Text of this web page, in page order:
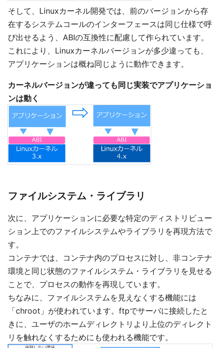
そして、Linuxカーネル開発では、前のバージョンから存
在するシステムコールのインターフェースは同じ仕様で呼
び出せるよう、ABIの互換性に配慮して作られています。
これにより、Linuxカーネルバージョンが多少違っても、
アプリケーションは概ね同じように動作できます。
カーネルバージョンが違っても同じ実装でアプリケーショ
ンは動く
ファイルシステム・ライブラリ
次に、アプリケーションに必要な特定のディストリビュー
ション上でのファイルシステムやライブラリを再現方法で
す。
コンテナでは、コンテナ内のプロセスに対し、非コンテナ
環境と同じ状態のファイルシステム・ライブラリを見せる
ことで、プロセスの動作を再現しています。
ちなみに、ファイルシステムを見えなくする機能には
「chroot」が使われています。ftpでサーバに接続したと
きに、ユーザのホームディレクトリより上位のディレクト
リを触れなくするためにも使われる機能です。